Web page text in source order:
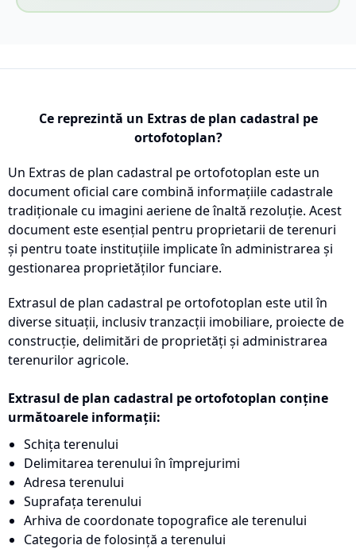
Ce reprezintă un Extras de plan cadastral pe
ortofotoplan?
Un Extras de plan cadastral pe ortofotoplan este un
document oficial care combină informațiile cadastrale
tradiționale cu imagini aeriene de înaltă rezoluție. Acest
document este esențial pentru proprietarii de terenuri
și pentru toate instituțiile implicate în administrarea și
gestionarea proprietăților funciare.
Extrasul de plan cadastral pe ortofotoplan este util în
diverse situații, inclusiv tranzacții imobiliare, proiecte de
construcție, delimitări de proprietăți și administrarea
terenurilor agricole.
Extrasul de plan cadastral pe ortofotoplan conține
următoarele informații:
Schița terenului
Delimitarea terenului în împrejurimi
Adresa terenului
Suprafața terenului
Arhiva de coordonate topografice ale terenului
Categoria de folosință a terenului